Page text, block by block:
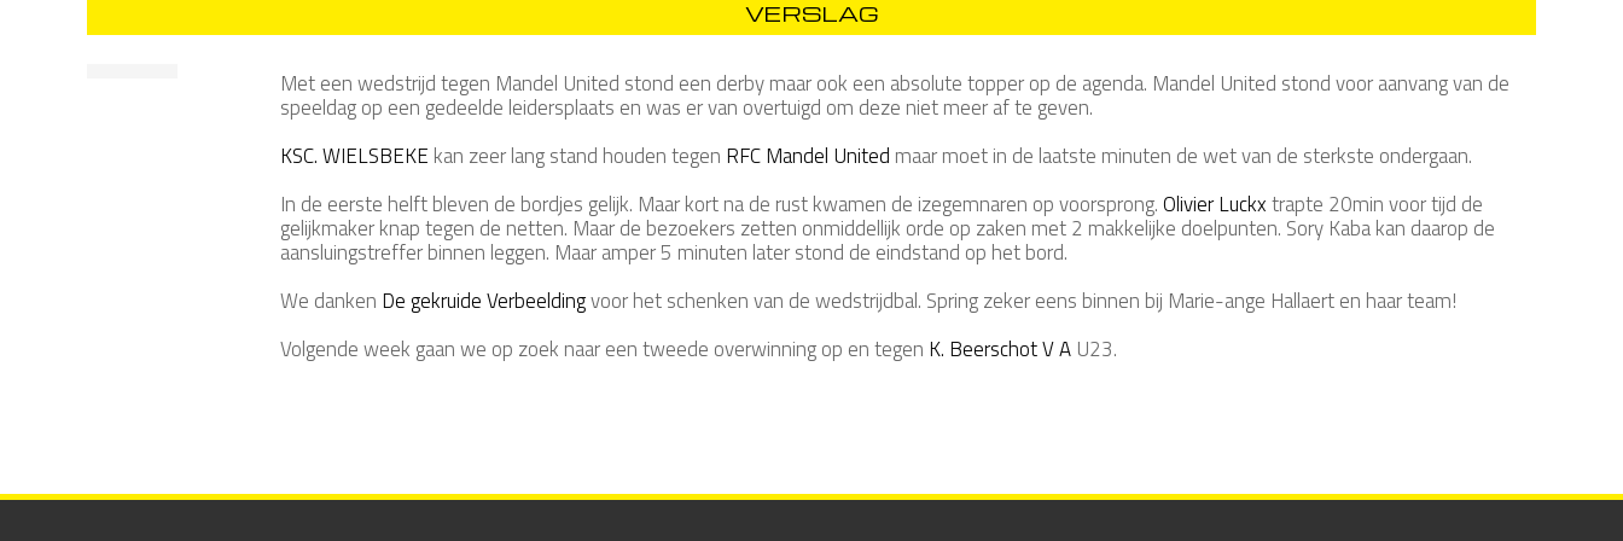
VERSLAG
Met een wedstrijd tegen Mandel United stond een derby maar ook een absolute topper op de agenda. Mandel United stond voor aanvang van de
speeldag op een gedeelde leidersplaats en was er van overtuigd om deze niet meer af te geven.
KSC. WIELSBEKE kan zeer lang stand houden tegen RFC Mandel United maar moet in de laatste minuten de wet van de sterkste ondergaan.
In de eerste helft bleven de bordjes gelijk. Maar kort na de rust kwamen de izegemnaren op voorsprong. Olivier Luckxtrapte 20min voor tijd de
gelijkmaker knap tegen de netten. Maar de bezoekers zetten onmiddellijk orde op zaken met 2 makkelijke doelpunten. Sory Kaba kan daarop de
aansluingstreffer binnen leggen. Maar amper 5 minuten later stond de eindstand op het bord.
We danken De gekruide Verbeeldingvoor het schenken van de wedstrijdbal. Spring zeker eens binnen bij Marie-ange Hallaert en haar team!
Volgende week gaan we op zoek naar een tweede overwinning op en tegen K. Beerschot V A U23.